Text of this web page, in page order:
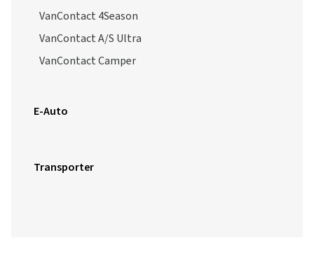
VanContact 4Season
VanContact A/S Ultra
VanContact Camper
E-Auto
Transporter